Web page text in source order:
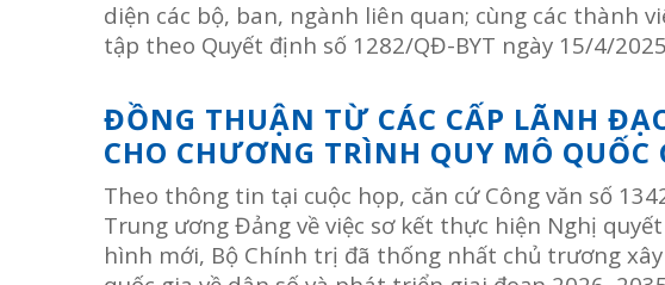
diện các bộ, ban, ngành liên quan; cùng các thành
tập theo Quyết định số 1282/QĐ-BYT ngày 15/4/
ĐỒNG THUẬN TỪ CÁC CẤP LÃNH
CHO CHƯƠNG TRÌNH QUY MÔ QUỐC
Theo thông tin tại cuộc họp, căn cứ Công văn số
Trung ương Đảng về việc sơ kết thực hiện Nghị
hình mới, Bộ Chính trị đã thống nhất chủ trương